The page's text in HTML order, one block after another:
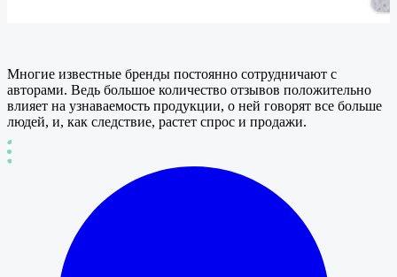
Многие известные бренды постоянно сотрудничают с
авторами. Ведь большое количество отзывов положительно
влияет на узнаваемость продукции, о ней говорят все больше
людей, и, как следствие, растет спрос и продажи.